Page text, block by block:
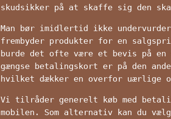
skudsikker på at skaffe sig den
Man bør imidlertid ikke
frembyder produkter for en
burde det ofte være et bevis på en
gængse betalingskort er på den
hvilket dækker en overfor uærlige
Vi tilråder generelt køb med
mobilen. Som alternativ kan du